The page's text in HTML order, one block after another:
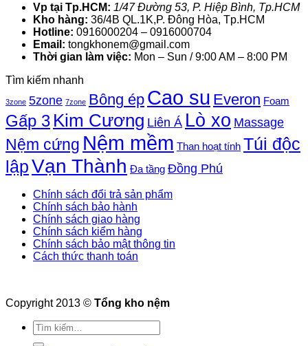
Vp tại Tp.HCM: 1/47 Đường 53, P. Hiệp Bình, Tp.HCM
Kho hàng: 36/4B QL.1K,P. Đông Hòa, Tp.HCM
Hotline: 0916000204 – 0916000704
Email: tongkhonem@gmail.com
Thời gian làm việc: Mon – Sun / 9:00 AM – 8:00 PM
Tìm kiếm nhanh
3zone 5zone 7zone Bông ép Cao su Everon Foam
Gấp 3 Kim Cương Liên Á Lò xo Massage
Nệm cứng Nệm mềm Than hoạt tính Túi độc
lậpVạn Thành Đa tầng Đồng Phú
Chính sách đổi trả sản phẩm
Chính sách bảo hành
Chính sách giao hàng
Chính sách kiểm hàng
Chính sách bảo mật thông tin
Cách thức thanh toán
Copyright 2013 © Tổng kho nệm
Tìm
kiếm: